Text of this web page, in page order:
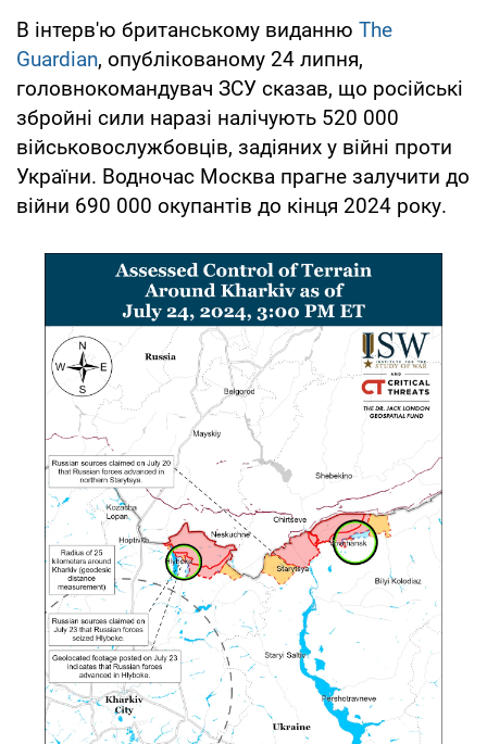
В інтерв'ю британському виданню The
Guardian, опублікованому 24 липня,
головнокомандувач ЗСУ сказав, що російські
збройні сили наразі налічують 520 000
військовослужбовців, задіяних у війні проти
України. Водночас Москва прагне залучити до
війни 690 000 окупантів до кінця 2024 року.